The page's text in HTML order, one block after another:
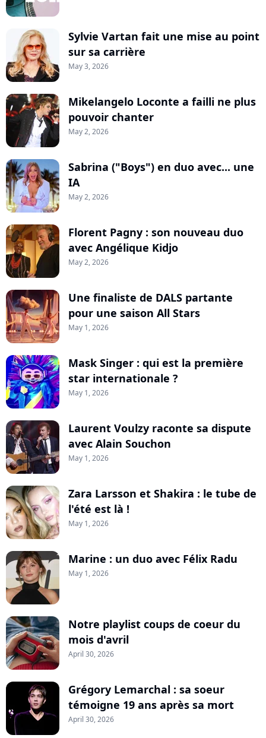
Sylvie Vartan fait une mise au point
sur sa carrière
May 3, 2026
Mikelangelo Loconte a failli ne plus
pouvoir chanter
May 2, 2026
Sabrina ("Boys") en duo avec... une
IA
May 2, 2026
Florent Pagny : son nouveau duo
avec Angélique Kidjo
May 2, 2026
Une finaliste de DALS partante
pour une saison All Stars
May 1, 2026
Mask Singer : qui est la première
star internationale ?
May 1, 2026
Laurent Voulzy raconte sa dispute
avec Alain Souchon
May 1, 2026
Zara Larsson et Shakira : le tube de
l'été est là !
May 1, 2026
Marine : un duo avec Félix Radu
May 1, 2026
Notre playlist coups de coeur du
mois d'avril
April 30, 2026
Grégory Lemarchal : sa soeur
témoigne 19 ans après sa mort
April 30, 2026